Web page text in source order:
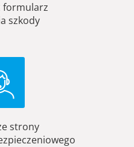
formularz
szkody
strony